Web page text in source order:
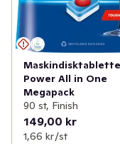
Power All in One
Megapack
90 st, Finish
149,00 kr
1,66 kr /st